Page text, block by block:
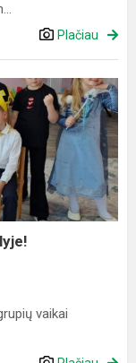
Plačiau
vaikai